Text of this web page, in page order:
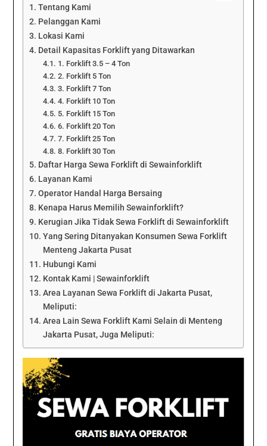
Tentang Kami
Pelanggan Kami
Lokasi Kami
Detail Kapasitas Forklift yang Ditawarkan
1. Forklift 3.5 – 4 Ton
2. Forklift 5 Ton
3. Forklift 7 Ton
4. Forklift 10 Ton
5. Forklift 15 Ton
6. Forklift 20 Ton
7. Forklift 25 Ton
8. Forklift 30 Ton
Daftar Harga Sewa Forklift di Sewainforklift
Layanan Kami
Operator Handal Harga Bersaing
Kenapa Harus Memilih Sewainforklift?
Kerugian Jika Tidak Sewa Forklift di Sewainforklift
Yang Sering Ditanyakan Konsumen Sewa Forklift
Menteng Jakarta Pusat
Hubungi Kami
Kontak Kami | Sewainforklift
Area Layanan Sewa Forklift di Jakarta Pusat,
Meliputi:
Area Lain Sewa Forklift Kami Selain di Menteng
Jakarta Pusat, Juga Meliputi: